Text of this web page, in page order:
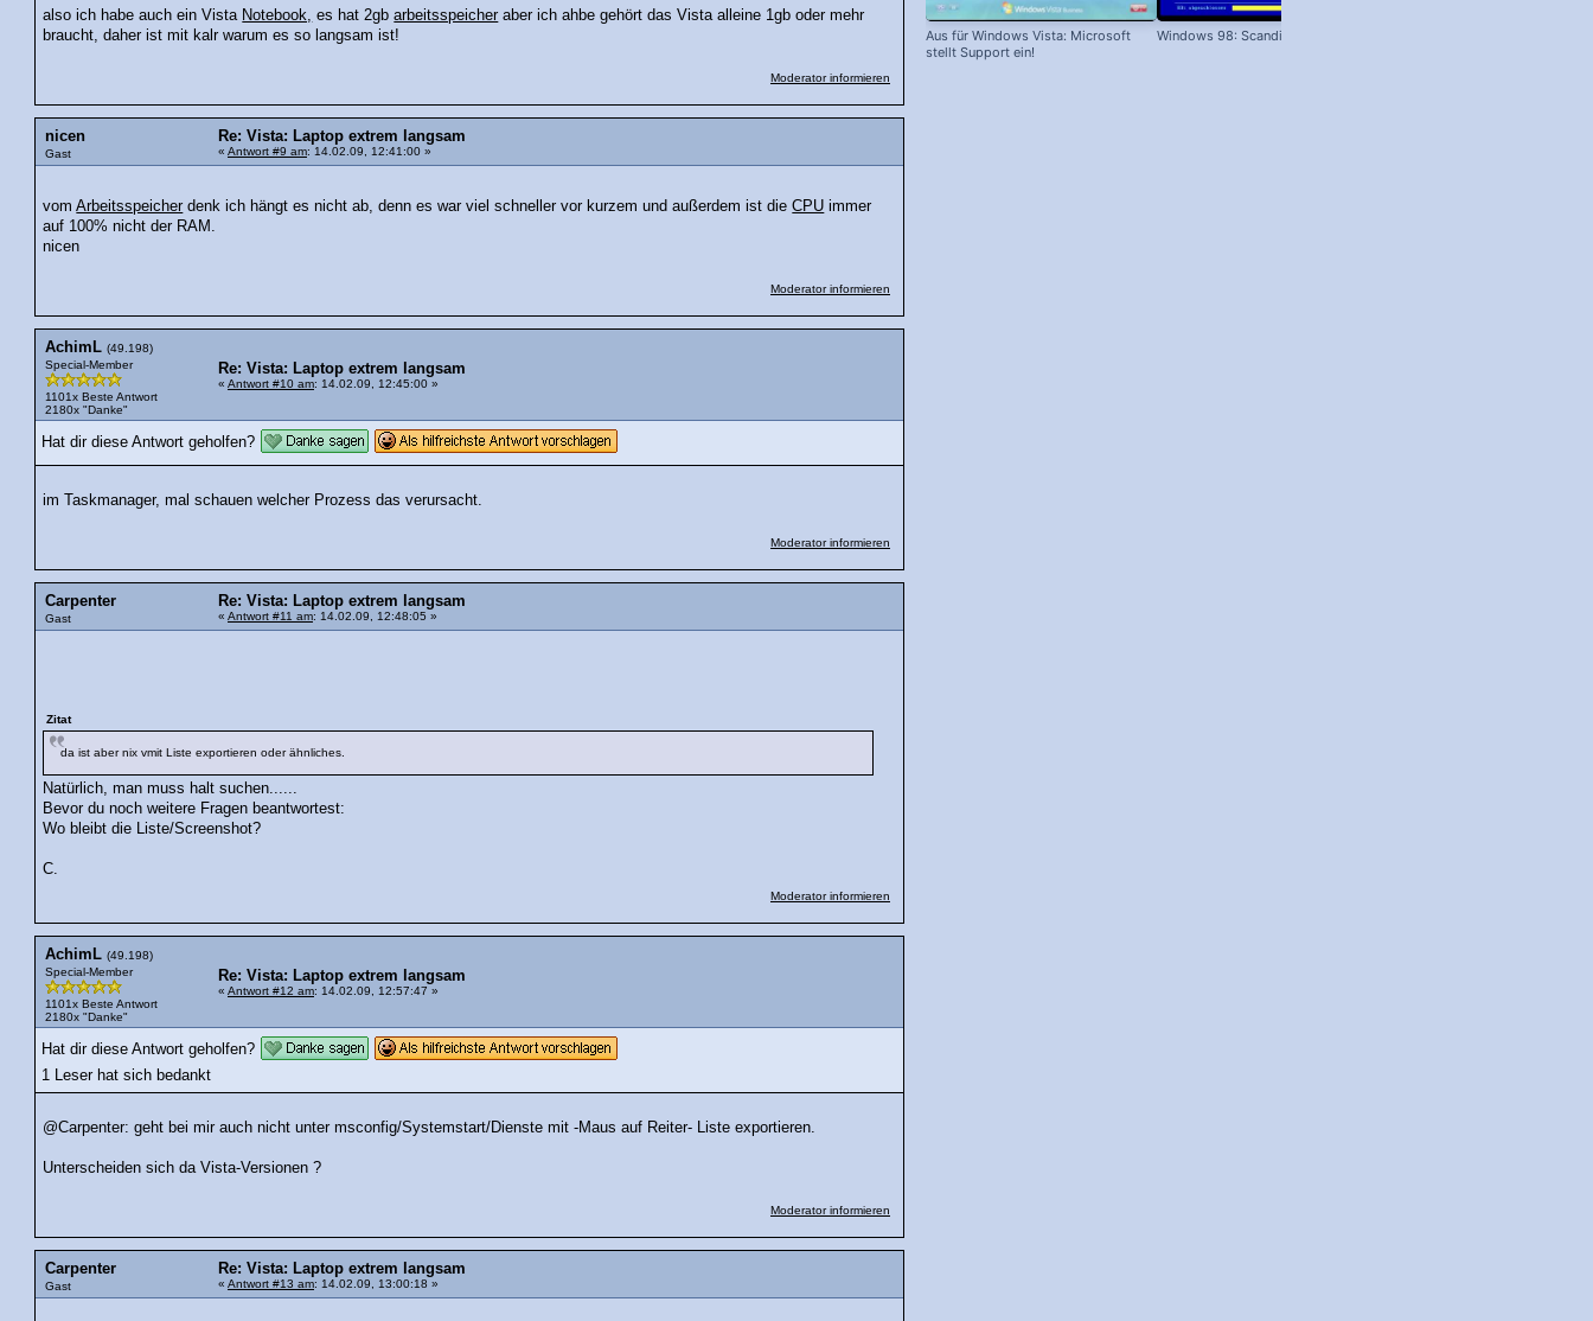
also ich habe auch ein Vista Notebook, es hat 2gbarbeitsspeicheraber ich ahbe gehört das Vista alleine 1gb oder mehr
braucht, daher ist mit kalr warum es so langsam ist!
Moderator informieren
nicen
Gast
Re: Vista: Laptop extrem langsam
« Antwort #9 am: 14.02.09, 12:41:00 »
vomArbeitsspeicherdenk ich hängt es nicht ab, denn es war viel schneller vor kurzem und außerdem ist dieCPU immer
auf 100% nicht der RAM.
nicen
Moderator informieren
AchimL (49.198)
Special-Member
1101x Beste Antwort
2180x "Danke"
Re: Vista: Laptop extrem langsam
« Antwort #10 am: 14.02.09, 12:45:00 »
Hat dir diese Antwort geholfen?
im Taskmanager, mal schauen welcher Prozess das verursacht.
Moderator informieren
Carpenter
Gast
Re: Vista: Laptop extrem langsam
« Antwort #11 am: 14.02.09, 12:48:05 »
Zitat
da ist aber nix vmit Liste exportieren oder ähnliches.
Natürlich, man muss halt suchen......
Bevor du noch weitere Fragen beantwortest:
Wo bleibt die Liste/Screenshot?
C.
Moderator informieren
AchimL (49.198)
Special-Member
1101x Beste Antwort
2180x "Danke"
Re: Vista: Laptop extrem langsam
« Antwort #12 am: 14.02.09, 12:57:47 »
Hat dir diese Antwort geholfen?
1 Leser hat sich bedankt
@Carpenter: geht bei mir auch nicht unter msconfig/Systemstart/Dienste mit -Maus auf Reiter- Liste exportieren.
Unterscheiden sich da Vista-Versionen ?
Moderator informieren
Carpenter
Gast
Re: Vista: Laptop extrem langsam
« Antwort #13 am: 14.02.09, 13:00:18 »
Aus für Windows Vista: Microsoft
stellt Support ein!
Windows 98: Scandisk